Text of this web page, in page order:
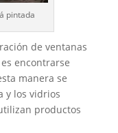
pintada
de ventanas
encontrarse
manera se
y los vidrios
productos